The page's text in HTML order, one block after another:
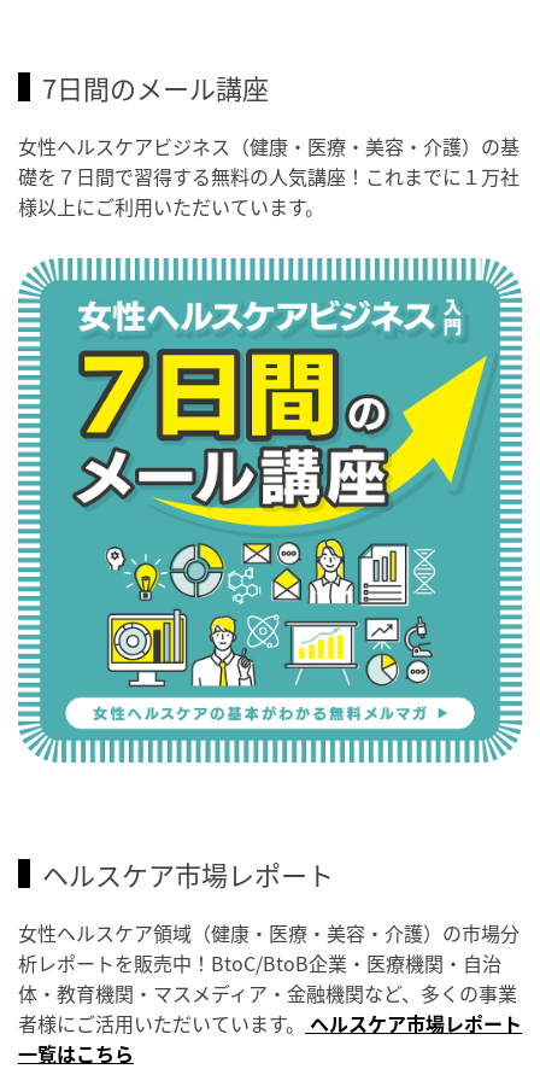
7日間のメール講座
女性ヘルスケアビジネス（健康・医療・美容・介護）の基
礎を７日間で習得する無料の人気講座！これまでに１万社
様以上にご利用いただいています。
ヘルスケア市場レポート
女性ヘルスケア領域（健康・医療・美容・介護）の市場分
析レポートを販売中！BtoC/BtoB企業・医療機関・自治
体・教育機関・マスメディア・金融機関など、多くの事業
者様にご活用いただいています。 ヘルスケア市場レポート
一覧はこちら